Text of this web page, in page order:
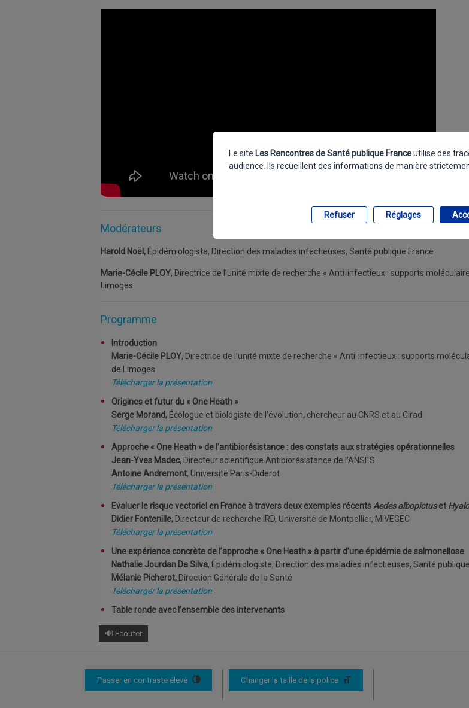
Modérateurs
Harold Noël, Épidémiologiste, Direction des maladies infectieuses, Santé publique France
Marie-Cécile PLOY, Directrice de l’unité mixte de recherche « Anti‐infectieux : supports
Limoges
Programme
Introduction
Marie-Cécile PLOY, Directrice de l’unité mixte de recherche « Anti‐infectieux : supports
de Limoges
Télécharger la présentation
Origines et futur du « One Heath »
Serge Morand,Écologue et biologiste de l’évolution, chercheur au CNRS et au Cirad
Télécharger la présentation
Approche « One Heath » de l’antibiorésistance : des constats aux stratégies opérationnelles
Jean-Yves Madec, Directeur scientifique Antibiorésistance de l’ANSES
Antoine Andremont, Université Paris-Diderot
Télécharger la présentation
Evaluer le risque vectoriel en France à travers deux exemples récentsAedes albopictuset
Didier Fontenille, Directeur de recherche IRD, Université de Montpellier, MIVEGEC
Télécharger la présentation
Une expérience concrète de l’approche « One Heath » à partir d’une épidémie de salmonellose
Nathalie Jourdan Da Silva, Épidémiologiste, Direction des maladies infectieuses, Santé
Mélanie Picherot,Direction Générale de la Santé
Télécharger la présentation
Table ronde avec l’ensemble des intervenants
🔊 Ecouter
Passer en contraste élevé Changer la taille de la police
Le site Les Rencontres de Santé publique Franceutilise des
audience. Ils recueillent des informations de manière
Refuser Réglages